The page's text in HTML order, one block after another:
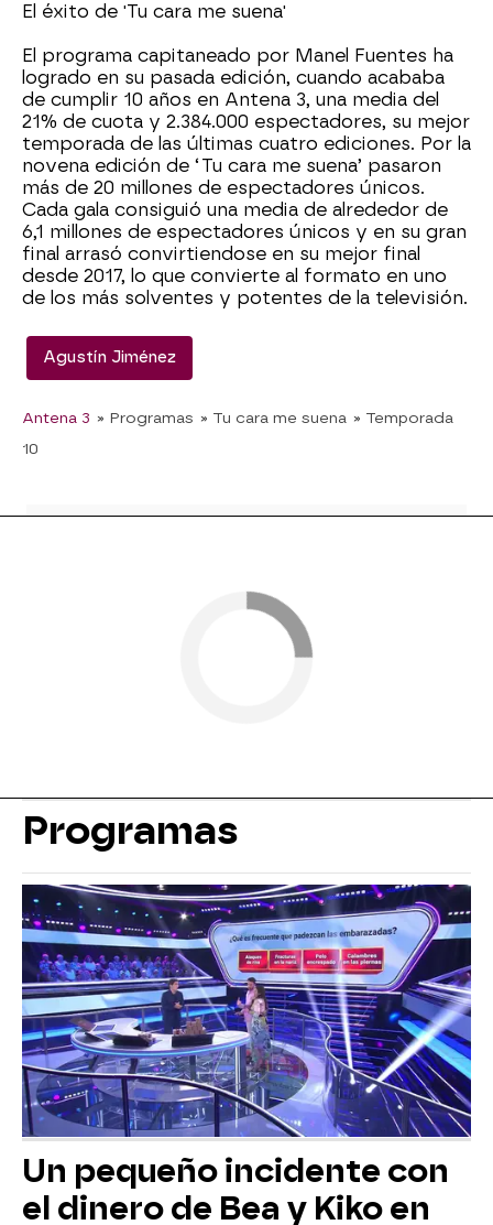
El éxito de 'Tu cara me suena'
El programa capitaneado por Manel Fuentes ha
logrado en su pasada edición, cuando acababa
de cumplir 10 años en Antena 3, una media del
21% de cuota y 2.384.000 espectadores, su mejor
temporada de las últimas cuatro ediciones. Por la
novena edición de ‘Tu cara me suena’ pasaron
más de 20 millones de espectadores únicos.
Cada gala consiguió una media de alrededor de
6,1 millones de espectadores únicos y en su gran
final arrasó convirtiendose en su mejor final
desde 2017, lo que convierte al formato en uno
de los más solventes y potentes de la televisión.
Agustín Jiménez
Antena 3 » Programas » Tu cara me suena » Temporada
10
Programas
Un pequeño incidente con
el dinero de Bea y Kiko en